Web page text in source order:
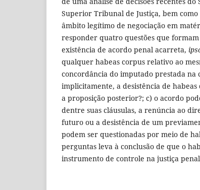
Superior Tribunal de Justiça, bem
âmbito legítimo de negociação em
responder quatro questões que
existência de acordo penal acarreta,
qualquer habeas corpus relativo ao
concordância do imputado prestada na
implicitamente, a desistência de
a proposição posterior?; c) o acordo
dentre suas cláusulas, a renúncia ao
futuro ou a desistência de um
podem ser questionadas por meio de
perguntas leva à conclusão de que o
instrumento de controle na justiça